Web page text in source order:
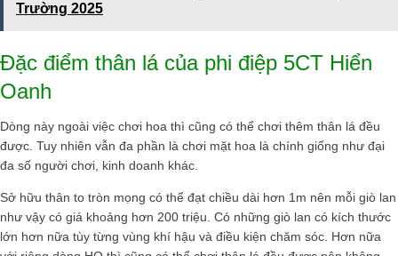
Trường 2025
Đặc điểm thân lá của phi điệp 5CT Hiển
Oanh
Dòng này ngoài việc chơi hoa thì cũng có thể chơi thêm thân lá đều
được. Tuy nhiên vẫn đa phần là chơi mặt hoa là chính giống như đại
đa số người chơi, kinh doanh khác.
Sở hữu thân to tròn mọng có thể đạt chiều dài hơn 1m nên mỗi giò lan
như vậy có giá khoảng hơn 200 triệu. Có những giò lan có kích thước
lớn hơn nữa tùy từng vùng khí hậu và điều kiện chăm sóc. Hơn nữa